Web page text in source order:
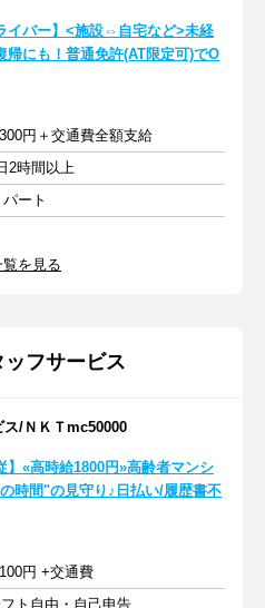
イバー】<施設⇔自宅など>未経
帰にも！普通免許(AT限定可)でO
円＋交通費全額支給
2時間以上
ート
を見る
フサービス
/ＮＫＴmc50000
】«高時給1800円»高齢者マンシ
時間"の見守り♪日払い/履歴書不
円 +交通費
ト自由・自己申告